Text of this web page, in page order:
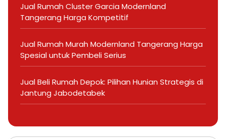
Jual Rumah Cluster Garcia Modernland
Tangerang Harga Kompetitif
Jual Rumah Murah Modernland Tangerang Harga
Spesial untuk Pembeli Serius
Jual Beli Rumah Depok: Pilihan Hunian Strategis di
Jantung Jabodetabek